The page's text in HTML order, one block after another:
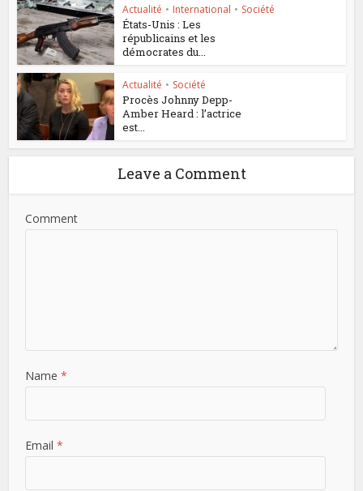
Actualité • International • Société
États-Unis : Les
républicains et les
démocrates du...
Actualité • Société
Procès Johnny Depp-
Amber Heard : l’actrice
est...
Leave a Comment
Comment
Name *
Email *